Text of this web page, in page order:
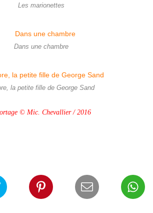
Les marionettes
Dans une chambre
la petite fille de George Sand
© Mic. Chevallier / 2016